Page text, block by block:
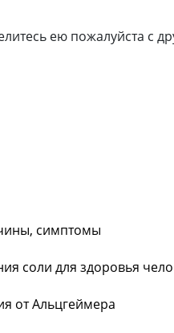
ею пожалуйста с
симптомы
соли для здоровья
от Альцгеймера